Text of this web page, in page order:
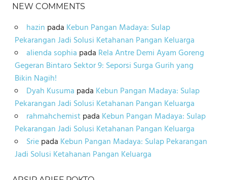
NEW COMMENTS
hazin pada Kebun Pangan Madaya: Sulap
Pekarangan Jadi Solusi Ketahanan Pangan Keluarga
alienda sophia pada Rela Antre Demi Ayam Goreng
Gegeran Bintaro Sektor 9: Seporsi Surga Gurih yang
Bikin Nagih!
Dyah Kusuma pada Kebun Pangan Madaya: Sulap
Pekarangan Jadi Solusi Ketahanan Pangan Keluarga
rahmahchemistpada Kebun Pangan Madaya: Sulap
Pekarangan Jadi Solusi Ketahanan Pangan Keluarga
Sriepada Kebun Pangan Madaya: Sulap Pekarangan
Jadi Solusi Ketahanan Pangan Keluarga